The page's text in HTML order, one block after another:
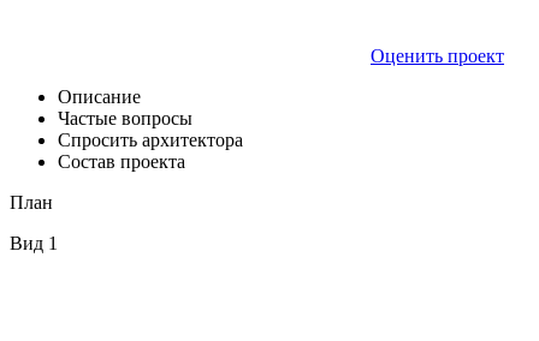
Оценить проект
Описание
Частые вопросы
Спросить архитектора
Состав проекта
План
Вид 1